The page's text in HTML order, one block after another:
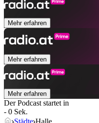
Mehr erfahren
Mehr erfahren
Mehr erfahren
Der Podcast startet in
- 0 Sek.